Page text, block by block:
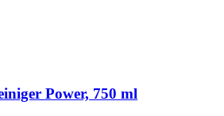
Power, 750 ml